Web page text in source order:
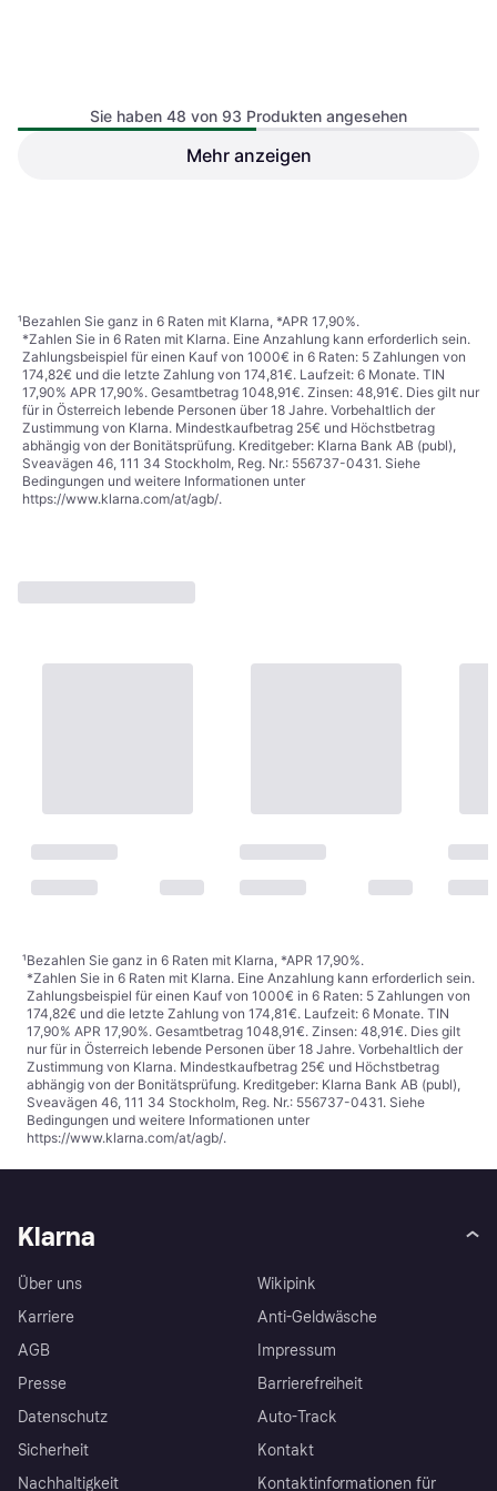
AES Mit 2 Schleifplatten
Sie haben 48 von 93 Produkten angesehen
Mehr anzeigen
¹Bezahlen Sie ganz in 6 Raten mit Klarna, *APR 17,90%.
*Zahlen Sie in 6 Raten mit Klarna. Eine Anzahlung kann erforderlich sein.
Zahlungsbeispiel für einen Kauf von 1000€ in 6 Raten: 5 Zahlungen von
174,82€ und die letzte Zahlung von 174,81€. Laufzeit: 6 Monate. TIN
17,90% APR 17,90%. Gesamtbetrag 1048,91€. Zinsen: 48,91€. Dies gilt nur
für in Österreich lebende Personen über 18 Jahre. Vorbehaltlich der
Zustimmung von Klarna. Mindestkaufbetrag 25€ und Höchstbetrag
abhängig von der Bonitätsprüfung. Kreditgeber: Klarna Bank AB (publ),
Sveavägen 46, 111 34 Stockholm, Reg. Nr.: 556737-0431. Siehe
Bedingungen und weitere Informationen unter
https://www.klarna.com/at/agb/.
¹Bezahlen Sie ganz in 6 Raten mit Klarna, *APR 17,90%.
*Zahlen Sie in 6 Raten mit Klarna. Eine Anzahlung kann erforderlich sein.
Zahlungsbeispiel für einen Kauf von 1000€ in 6 Raten: 5 Zahlungen von
174,82€ und die letzte Zahlung von 174,81€. Laufzeit: 6 Monate. TIN
17,90% APR 17,90%. Gesamtbetrag 1048,91€. Zinsen: 48,91€. Dies gilt
nur für in Österreich lebende Personen über 18 Jahre. Vorbehaltlich der
Zustimmung von Klarna. Mindestkaufbetrag 25€ und Höchstbetrag
abhängig von der Bonitätsprüfung. Kreditgeber: Klarna Bank AB (publ),
Sveavägen 46, 111 34 Stockholm, Reg. Nr.: 556737-0431. Siehe
Bedingungen und weitere Informationen unter
https://www.klarna.com/at/agb/.
Klarna
Über uns
Karriere
AGB
Presse
Datenschutz
Sicherheit
Nachhaltigkeit
Wikipink
Anti-Geldwäsche
Impressum
Barrierefreiheit
Auto-Track
Kontakt
Kontaktinformationen für